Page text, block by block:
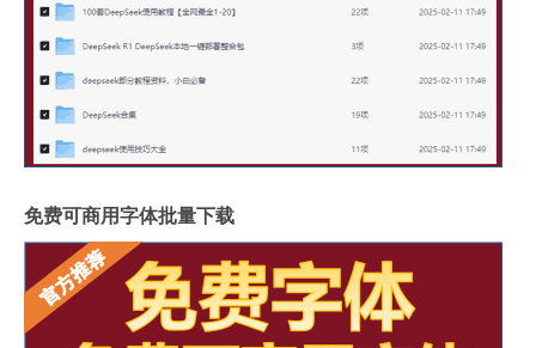
免费可商用字体批量下载